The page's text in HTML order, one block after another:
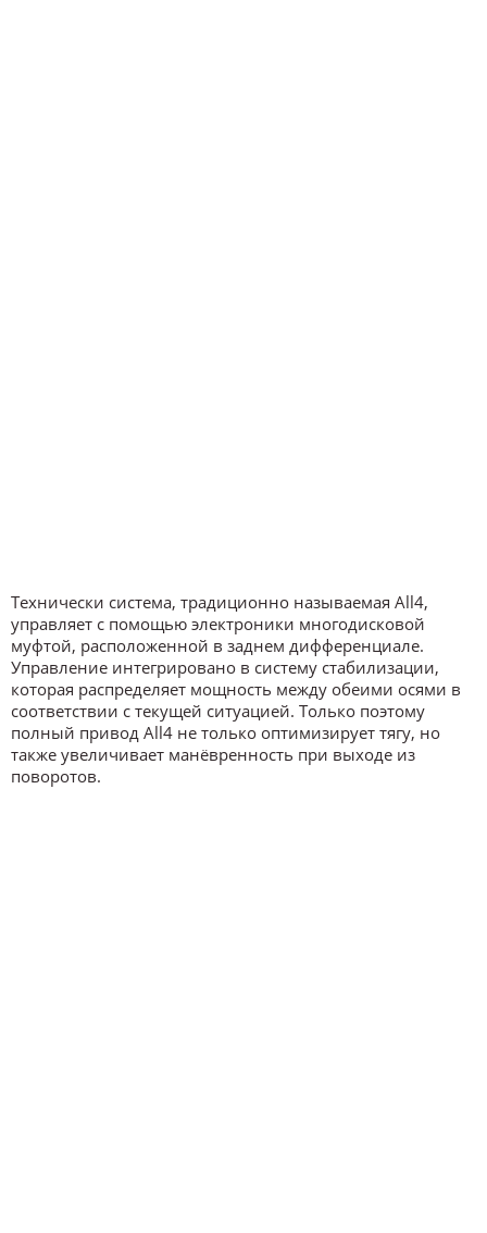
Технически система, традиционно называемая All4,
управляет с помощью электроники многодисковой
муфтой, расположенной в заднем дифференциале.
Управление интегрировано в систему стабилизации,
которая распределяет мощность между обеими осями в
соответствии с текущей ситуацией. Только поэтому
полный привод All4 не только оптимизирует тягу, но
также увеличивает манёвренность при выходе из
поворотов.